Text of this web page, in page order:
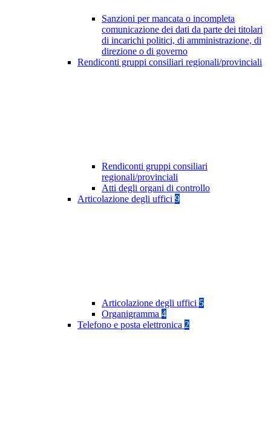
Sanzioni per mancata o incompleta
comunicazione dei dati da parte dei titolari
di incarichi politici, di amministrazione, di
direzione o di governo
Rendiconti gruppi consiliari regionali/provinciali
Rendiconti gruppi consiliari
regionali/provinciali
Atti degli organi di controllo
Articolazione degli uffici 9
Articolazione degli uffici 5
Organigramma 4
Telefono e posta elettronica 2